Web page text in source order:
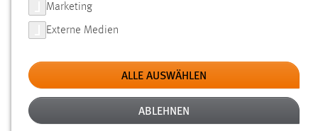
FILTER
Typ
Erstellungsdatum
Marketing
Externe Medien
ALLE AUSWÄHLEN
ABLEHNEN